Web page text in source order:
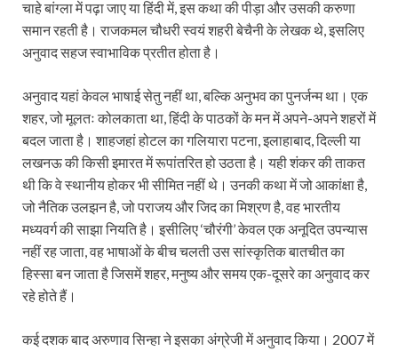
चाहे बांग्‍ला में पढ़ा जाए या हिंदी में, इस कथा की पीड़ा और उसकी करुणा
समान रहती है। राजकमल चौधरी स्वयं शहरी बेचैनी के लेखक थे, इसलिए
अनुवाद सहज स्वाभाविक प्रतीत होता है।
अनुवाद यहां केवल भाषाई सेतु नहीं था, बल्कि अनुभव का पुनर्जन्म था। एक
शहर, जो मूलतः कोलकाता था, हिंदी के पाठकों के मन में अपने-अपने शहरों में
बदल जाता है। शाहजहां होटल का गलियारा पटना, इलाहाबाद, दिल्ली या
लखनऊ की किसी इमारत में रूपांतरित हो उठता है। यही शंकर की ताकत
थी कि वे स्थानीय होकर भी सीमित नहीं थे। उनकी कथा में जो आकांक्षा है,
जो नैतिक उलझन है, जो पराजय और जिद का मिश्रण है, वह भारतीय
मध्यवर्ग की साझा नियति है। इसीलिए ‘चौरंगी’ केवल एक अनूदित उपन्यास
नहीं रह जाता, वह भाषाओं के बीच चलती उस सांस्कृतिक बातचीत का
हिस्सा बन जाता है जिसमें शहर, मनुष्य और समय एक-दूसरे का अनुवाद कर
रहे होते हैं।
कई दशक बाद अरुणाव सिन्हा ने इसका अंग्रेजी में अनुवाद किया। 2007 में